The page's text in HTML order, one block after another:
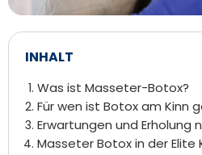
INHALT
Was ist Masseter-Botox?
Für wen ist Botox am Kinn
Erwartungen und Erholung
Masseter Botox in der Elite